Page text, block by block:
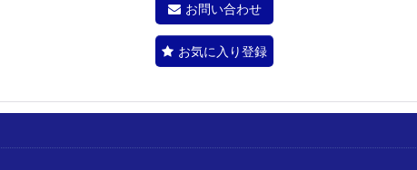
お問い合わせ
お気に入り登録